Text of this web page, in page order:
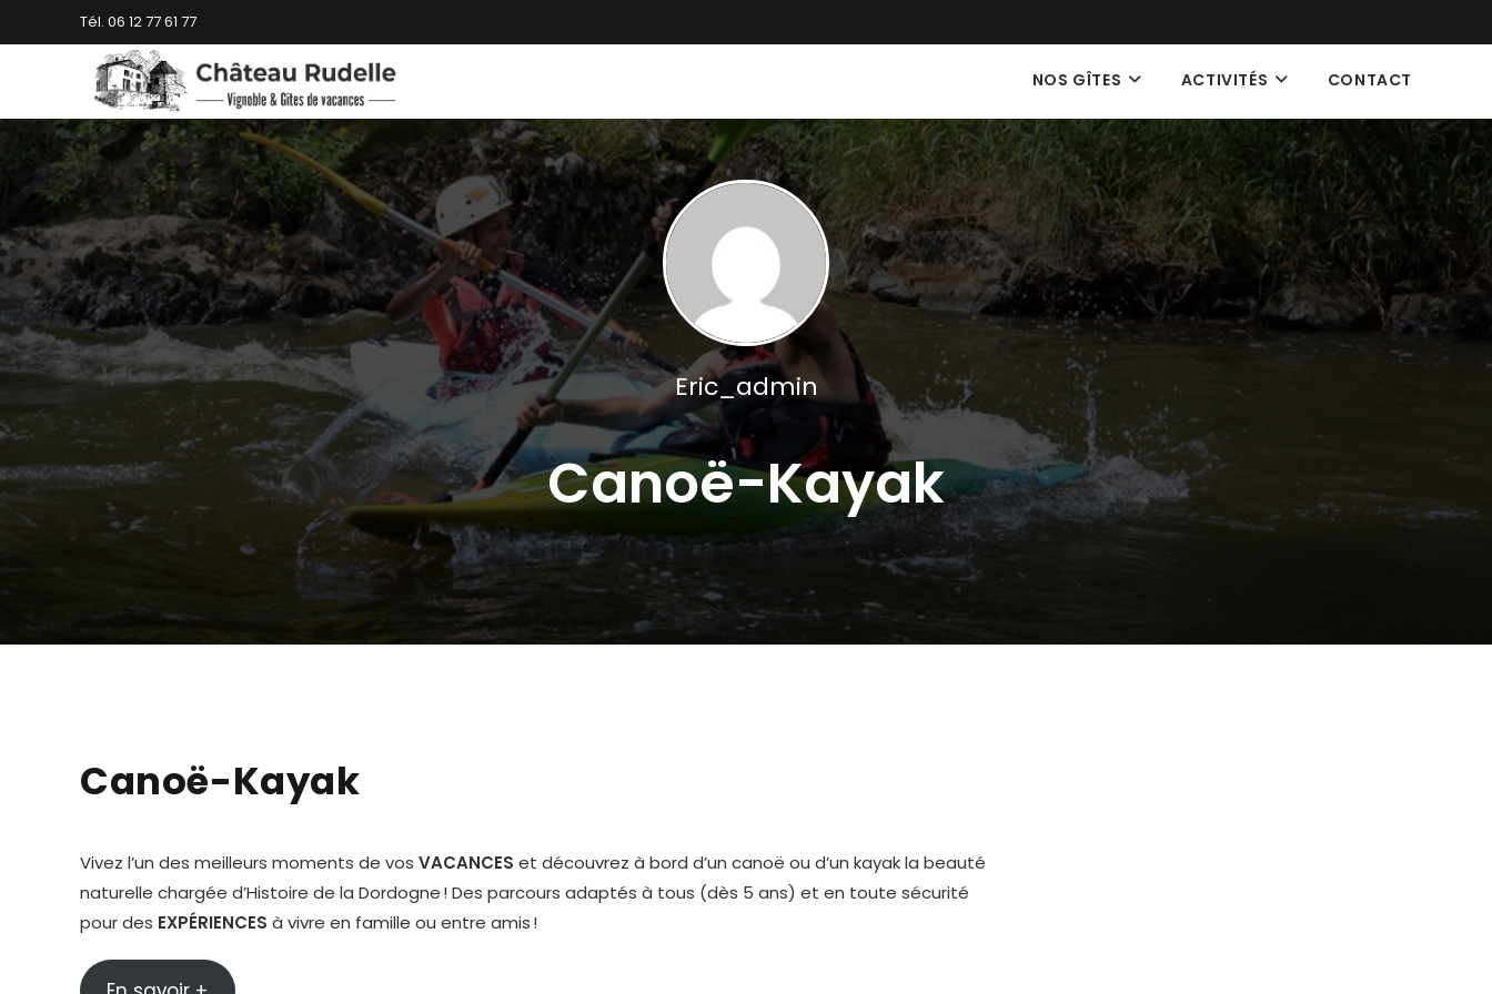
to
Tél. 06 12 77 61 77
NOS GÎTES ACTIVITÉS CONTACT
Eric_admin
Canoë-Kayak
Canoë-Kayak
Vivez l’un des meilleurs moments de vos VACANCES et découvrez à bord d’un canoë ou d’un kayak la beauté
naturelle chargée d’Histoire de la Dordogne ! Des parcours adaptés à tous (dès 5 ans) et en toute sécurité
pour des EXPÉRIENCES à vivre en famille ou entre amis !